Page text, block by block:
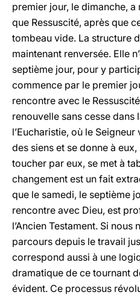
premier jour, le dimanche,
que Ressuscité, après que
tombeau vide. La structure
maintenant renversée. Elle
septième jour, pour y
commence par le premier
rencontre avec le
renouvelle sans cesse dans
l’Eucharistie, où le
des siens et se donne à
toucher par eux, se met à
changement est un fait
que le samedi, le septième
rencontre avec Dieu, est
l’Ancien Testament. Si
parcours depuis le travail
correspond aussi à une
dramatique de ce tournant
évident. Ce processus